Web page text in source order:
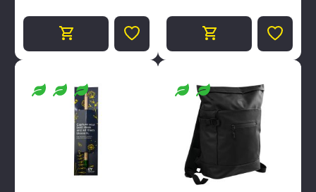
ZUR
WUNSCHLISTE
HINZUFÜGEN
ZUR